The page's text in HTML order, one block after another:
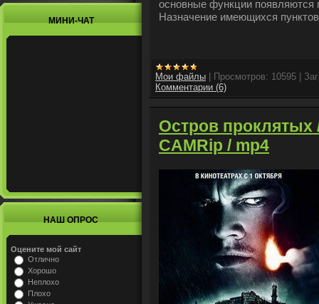
МИНИ-ЧАТ
НАШ ОПРОС
Оцените мой сайт
Отлично
Хорошо
Неплохо
Плохо
основные функции появляются
Назначение имеющихся
Мои файлы | Просмотров: 10595 |
Комментарии (6)
Остров проклятых
CAMRip / mp4